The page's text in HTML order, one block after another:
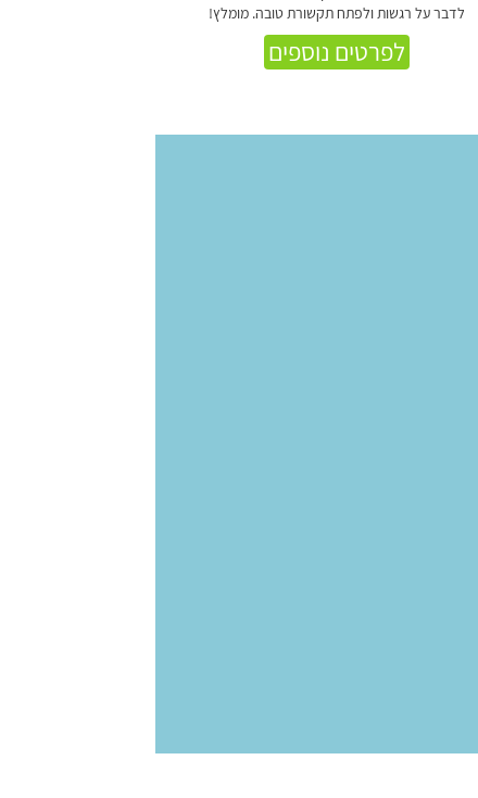
לדבר על רגשות ולפתח תקשורת טובה. מומלץ!
לפרטים נוספים